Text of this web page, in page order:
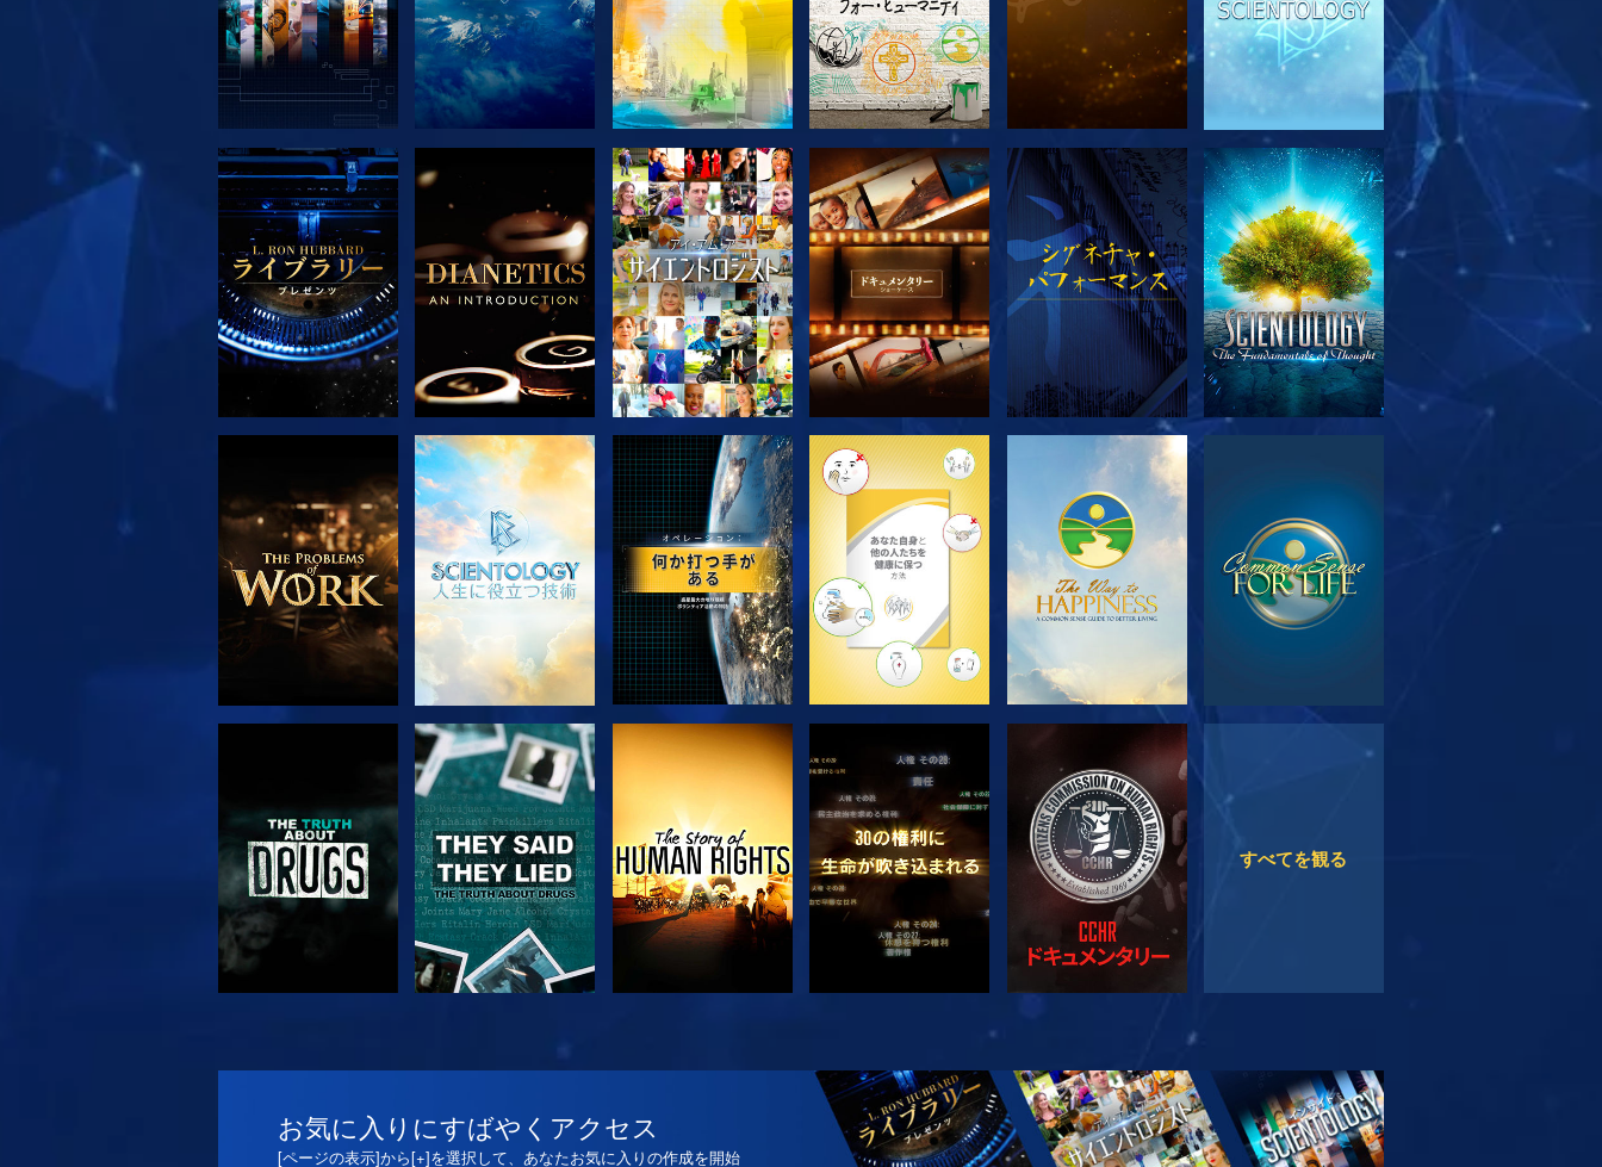
シリーズを探求 シリーズを探求 シリーズを探求 シリーズを探求 シリーズを探求 観る
シリーズを探求 観る シリーズを探求 シリーズを探求 シリーズを探求
観る 観る 観る
観る シリーズを探求
すべてを観る
お気に入りにすばやくアクセス
[ページの表示]から[+]を選択して、あなたお気に入りの作成を開始